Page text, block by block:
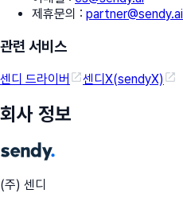
제휴문의 : partner@sendy.ai
관련 서비스
센디 드라이버 센디X(sendyX)
회사 정보
(주) 센디